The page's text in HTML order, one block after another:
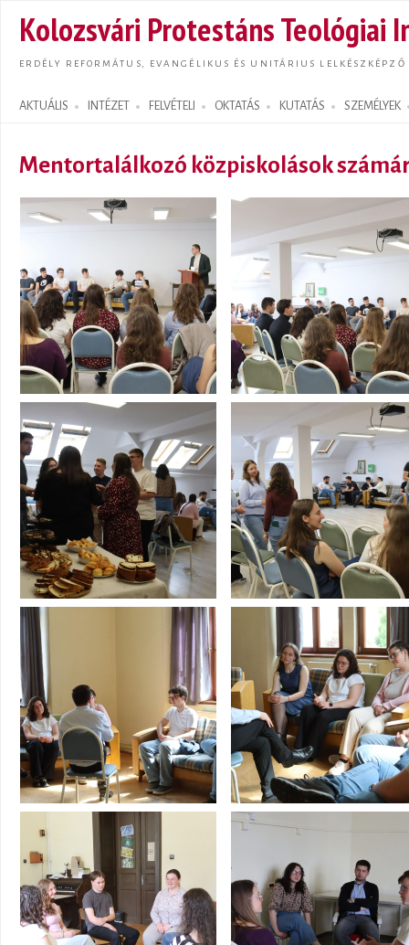
Kolozsvári Protestáns Teológiai
ERDÉLY REFORMÁTUS, EVANGÉLIKUS ÉS UNITÁRIUS LELKÉSZKÉPZŐ
AKTUÁLIS INTÉZET FELVÉTELI OKTATÁS KUTATÁS SZEMÉLYEK
Search form
Mentortalálkozó közpiskolások